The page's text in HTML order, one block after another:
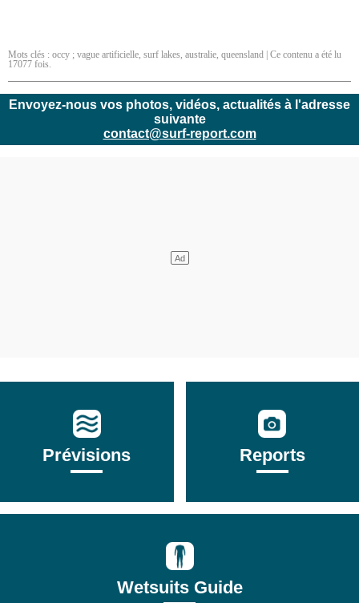
Mots clés : occy ; vague artificielle, surf lakes, australie, queensland | Ce contenu a été lu
17077 fois.
Envoyez-nous vos photos, vidéos, actualités à l'adresse
suivante
contact@surf-report.com
Prévisions Reports
Wetsuits Guide